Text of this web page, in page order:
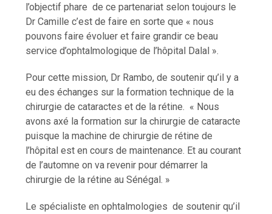
l’objectif phare de ce partenariat selon toujours le
Dr Camille c’est de faire en sorte que « nous
pouvons faire évoluer et faire grandir ce beau
service d’ophtalmologique de l’hôpital Dalal ».
Pour cette mission, Dr Rambo, de soutenir qu’il y a
eu des échanges sur la formation technique de la
chirurgie de cataractes et de la rétine. « Nous
avons axé la formation sur la chirurgie de cataracte
puisque la machine de chirurgie de rétine de
l’hôpital est en cours de maintenance. Et au courant
de l’automne on va revenir pour démarrer la
chirurgie de la rétine au Sénégal. »
Le spécialiste en ophtalmologies de soutenir qu’il